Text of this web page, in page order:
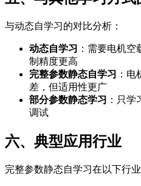
与动态自学习的对比分析：
动态自学习 ：需要电机
制精度更高
完整参数静态自学习 ：
差，但适用性更广
部分参数静态学习 ：只
调试
六、典型应用行业
完整参数静态自学习在以下行